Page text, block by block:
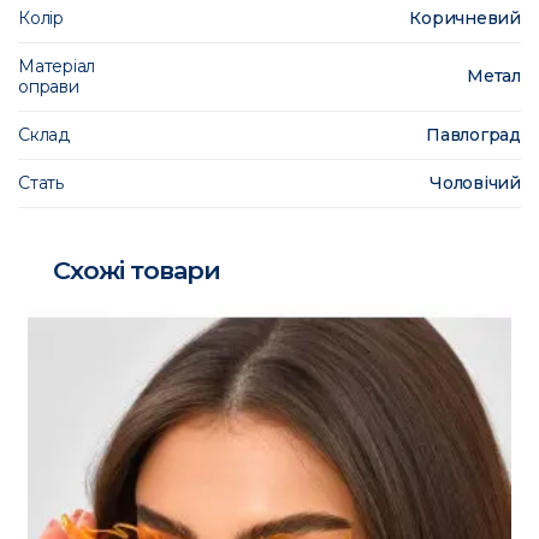
Колір Коричневий
Матеріал
оправи
Метал
Склад Павлоград
Стать Чоловічий
Схожі товари